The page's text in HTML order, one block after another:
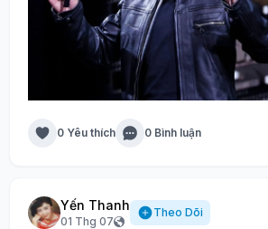
0 Yêu thích 0 Bình luận
Yến Thanh
01 Thg 07
Theo Dõi